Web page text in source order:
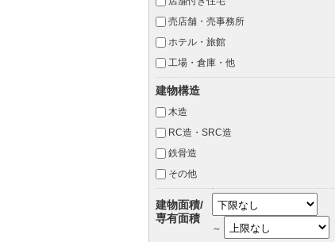
売店舗・売事務所
ホテル・旅館
工場・倉庫・他
建物構造
木造
RC造・SRC造
鉄骨造
その他
建物面積/
専有面積
～